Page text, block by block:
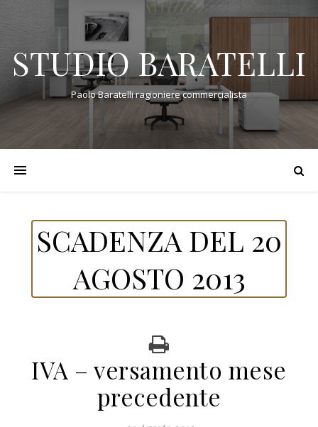
STUDIO BARATELLI
Paolo Baratelli ragioniere commercialista
SCADENZA DEL 20
AGOSTO 2013
IVA – versamento mese
precedente